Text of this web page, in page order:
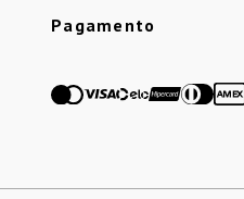
Pagamento